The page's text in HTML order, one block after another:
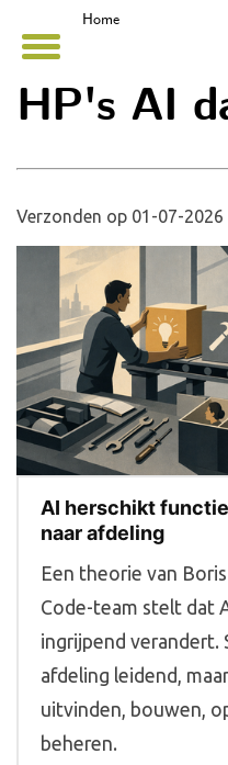
Home
HP's AI
Verzonden op 01-07-2026
AI herschikt
naar afdeling
Een theorie van
Code-team stelt dat
ingrijpend verandert.
afdeling leidend,
uitvinden, bouwen,
beheren.